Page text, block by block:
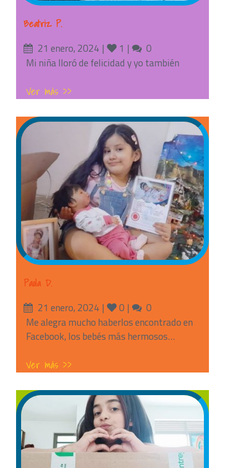
Beatriz P.
Posted
on
21 enero, 2024 Likes
1 Comments
0
Mi niña lloró de felicidad y yo también
Ver más >>
Paola D.
Posted
on
21 enero, 2024 Likes
0 Comments
0
Me alegra mucho haberlos encontrado en
Facebook, los bebés más hermosos…
Ver más >>